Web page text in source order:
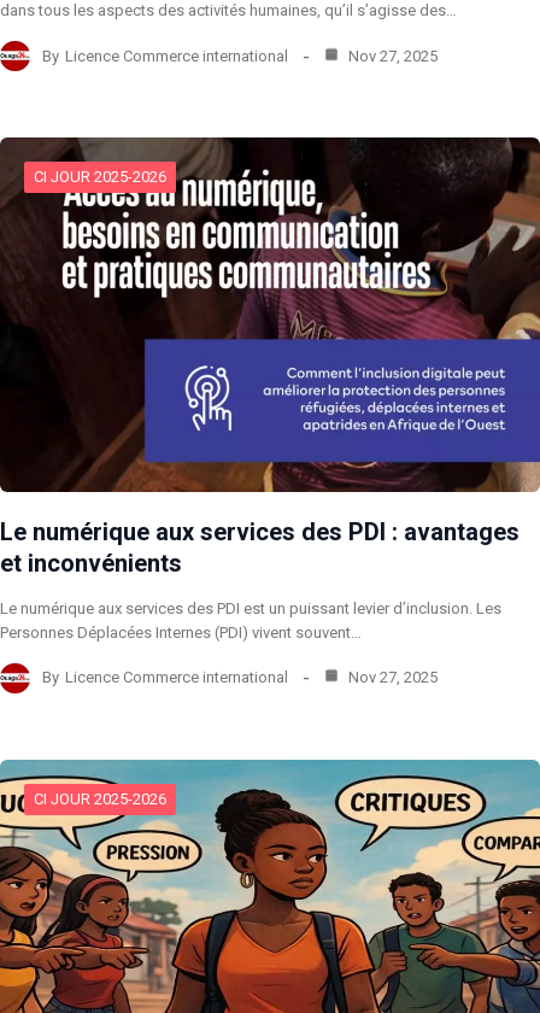
dans tous les aspects des activités humaines, qu’il s’agisse des…
By Licence Commerce international Nov 27, 2025
CI JOUR 2025-2026
Le numérique aux services des PDI : avantages
et inconvénients
Le numérique aux services des PDI est un puissant levier d’inclusion. Les
Personnes Déplacées Internes (PDI) vivent souvent…
By Licence Commerce international Nov 27, 2025
CI JOUR 2025-2026